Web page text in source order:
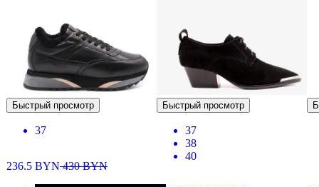
Быстрый просмотр
37
236.5 BYN430BYN
Быстрый просмотр
37
38
40